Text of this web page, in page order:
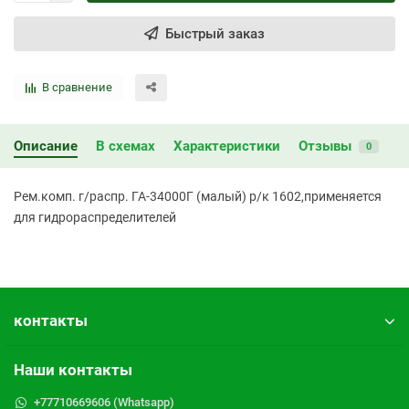
Быстрый заказ
В сравнение
Описание В схемах Характеристики Отзывы 0
Рем.комп. г/распр. ГА-34000Г (малый) р/к 1602,применяется
для гидрораспределителей
контакты
Наши контакты
+77710669606 (Whatsapp)